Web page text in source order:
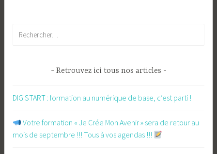
Retrouvez ici tous nos articles
DIGISTART : formation au numérique de base, c’est parti !
​ Votre formation « Je Crée Mon Avenir » sera de retour au
mois de septembre !!! Tous à vos agendas !!!